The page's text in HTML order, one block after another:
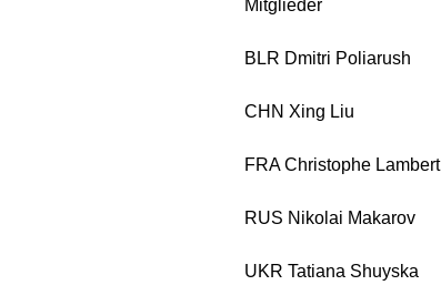
Mitglieder
BLR Dmitri Poliarush
CHN Xing Liu
FRA Christophe Lambert
RUS Nikolai Makarov
UKR Tatiana Shuyska